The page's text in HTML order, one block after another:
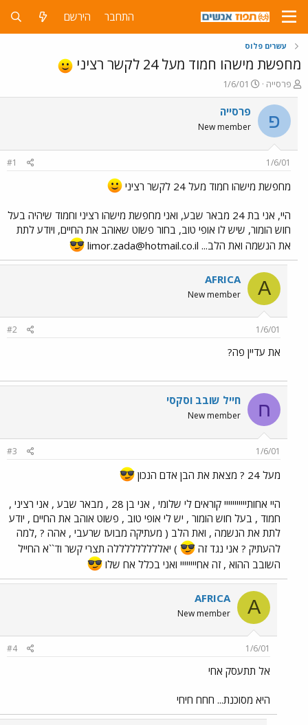
התחבר הירשם
עשרים פלוס
מחפשת מישהו חמוד מעל 24 לקשר רציני
פ
ו
ת
ח
ה
ש
א
פרסייה
פ
ו
ר
ם
ר
1/6/01
פ פרסייה
New member
1/6/01
#1
מחפשת מישהו חמוד מעל 24 לקשר רציני
היי, אני בת 24 מבאר שבע, ואני מחפשת מישהו רציני וחמוד שיהיה בעל
חוש הומור, שיש לו אופי טוב, בחור פשוט שאוהב את החיים, ויודע לתת
את הנשמה ואת הלב... limor.zada@hotmail.co.il
A
AFRICA
New member
1/6/01
#2
את עדיין פה?
ח חייל שובב וסקסי
New member
1/6/01
#3
מעל 24 ? מצאת את הבן אדם הנכון
היי אחותייייייייייי קוראים לי שלומי , אני בן 28 , מבאר שבע , אני רציני ,
חמוד , בעל חוש הומור , יש לי אופי טוב , פשוט אוהב את החיים , יודע
לתת את הנשמה , ואת הלב ( מעתיקה מבועז שרעבי , אהה ? ,למה
להעתיק ? אני נגד זה
) יאלללללללללה תצרי קשר וד``א החייל
השובב ההוא , זה אחיייייייי ואני בכלל אח שלו
A
AFRICA
New member
1/6/01
#4
אל תתעסק אחי
היא מסוכנת... חחח חיחי